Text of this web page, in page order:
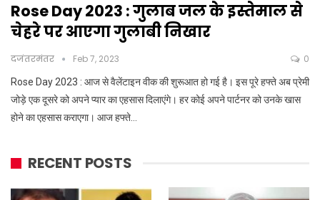
Rose Day 2023 : गुलाब जल के इस्तेमाल से
चेहरे पर आएगा गुलाबी निखार
दजंतरमंतर Feb 7, 2023 0
Rose Day 2023 : आज से वैलेंटाइन वीक की शुरूआत हो गई है। इस पूरे हफ्ते अब प्रेमी
जोड़े एक दूसरे को अपने प्यार का एहसास दिलाएंगे। हर कोई अपने पार्टनर को उनके खास
होने का एहसास कराएगा। आज हफ्ते…
RECENT POSTS